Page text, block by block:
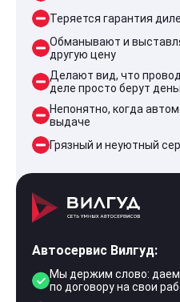
Теряется гарантия
Обманывают и
другую цену
Делают вид, что
деле просто берут
Непонятно, когда
выдаче
Грязный и неуютный
Автосервис Вилгуд:
Мы держим слово: даем
по договору на свои